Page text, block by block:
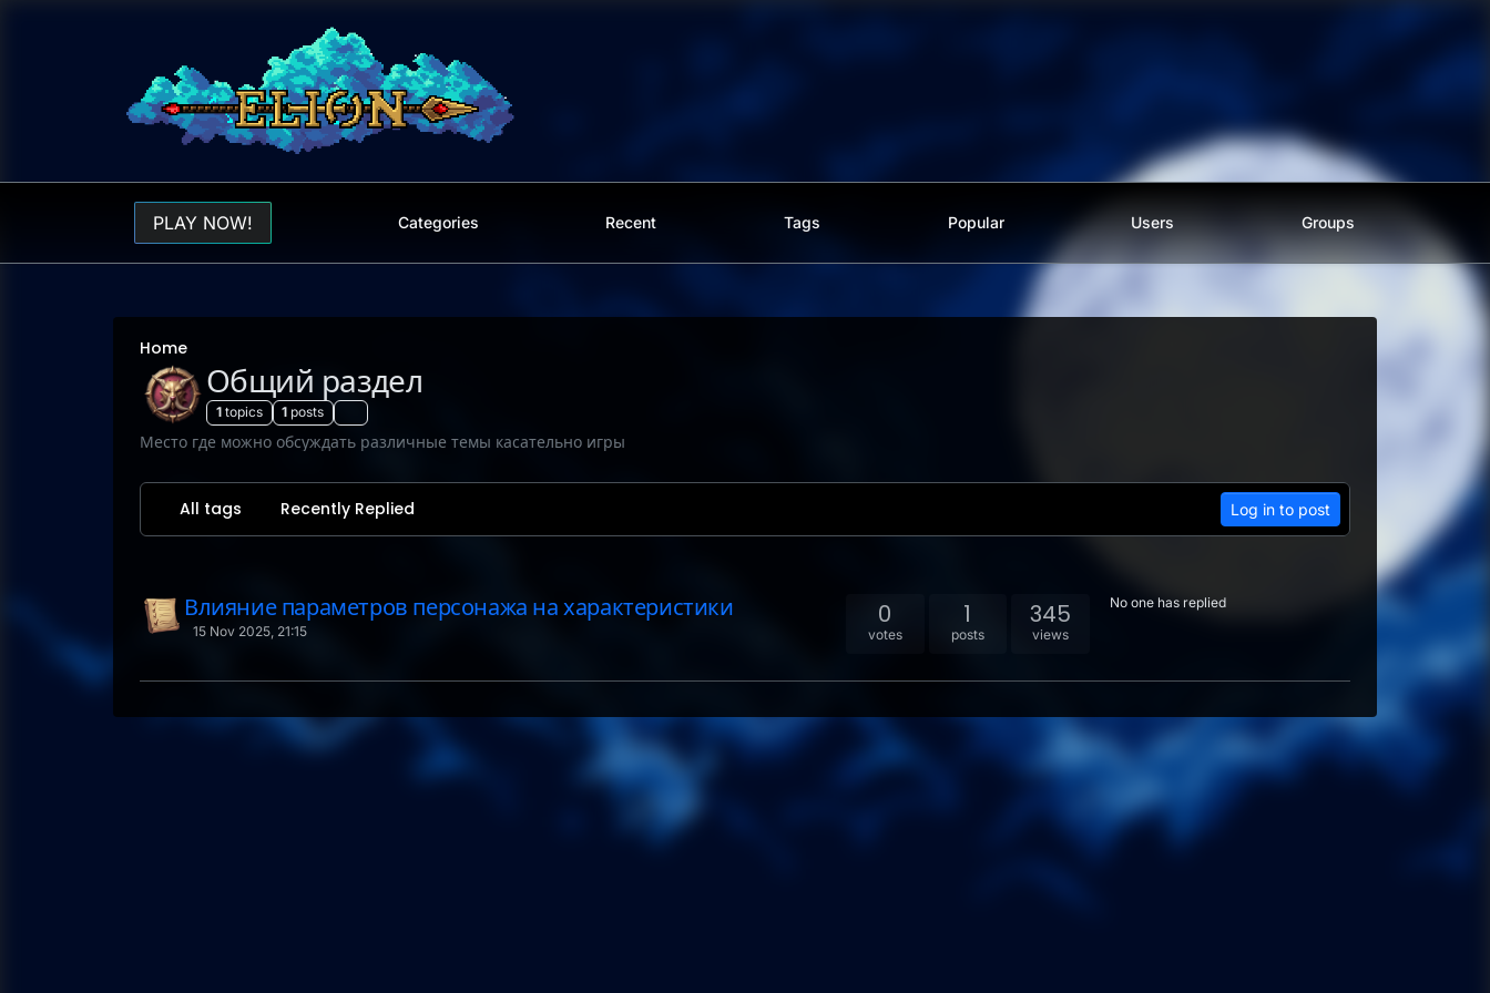
PLAY NOW! Categories Recent Tags Popular Users Groups
Home
Общий раздел
1 topics 1 posts
Место где можно обсуждать различные темы касательно игры
All tags Recently Replied Log in to post
Влияние параметров персонажа на характеристики
15 Nov 2025, 21:15
0
votes
1
posts
345
views
No one has replied